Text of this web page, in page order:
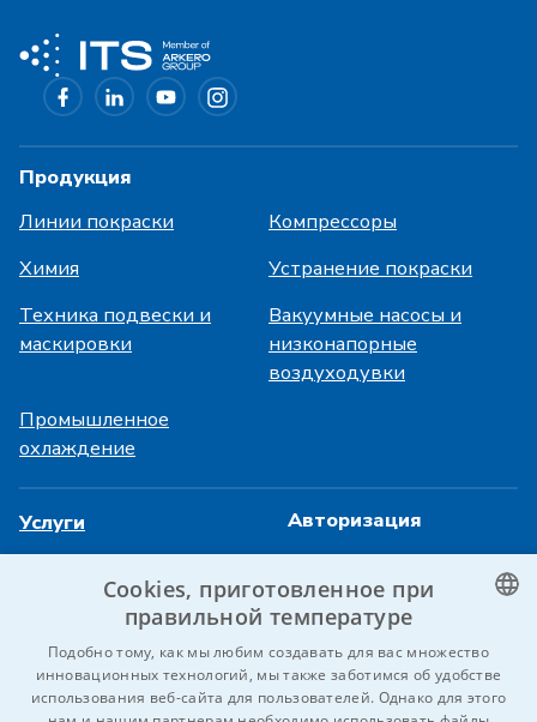
Продукция
Линии покраски
Компрессоры
Химия
Устранение покраски
Техника подвески и
маскировки
Вакуумные насосы и
низконапорные
воздуходувки
Промышленное
охлаждение
Услуги
Референции
Kontaktujte nás
Авторизация
Технические паспорта
CZECH
ENGLISH
Cookies, приготовленное при
правильной температуре
Подобно тому, как мы любим создавать для вас множество
инновационных технологий, мы также заботимся об удобстве
использования веб-сайта для пользователей. Однако для этого